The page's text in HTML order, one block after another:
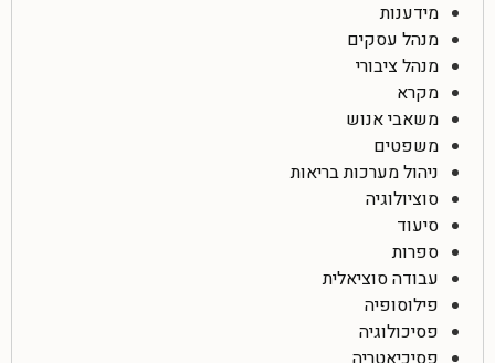
מידענות
מנהל עסקים
מנהל ציבורי
מקרא
משאבי אנוש
משפטים
ניהול מערכות בריאות
סוציולוגיה
סיעוד
ספרות
עבודה סוציאלית
פילוסופיה
פסיכולוגיה